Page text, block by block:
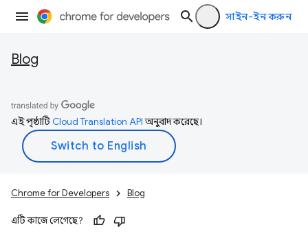
সাইন-ইন করুন
Blog
এই পৃষ্ঠাটিCloud Translation APIঅনুবাদ করেছে।
Chrome for Developers Blog
এটি কাজে লেগেছে?